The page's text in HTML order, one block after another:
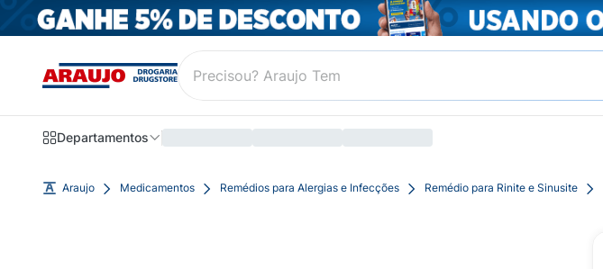
Departamentos
Araujo Medicamentos Remédios para Alergias e Infecções Remédio para Rinite e Sinusite